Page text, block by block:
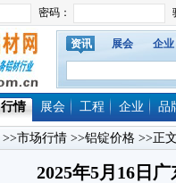
资讯 展会 企业
行情 展会 工程 企业 品
>>市场行情 >>铝锭价格 >>正文
2025年5月16日